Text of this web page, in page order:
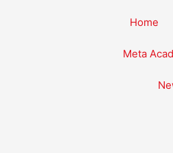
Home
Meta